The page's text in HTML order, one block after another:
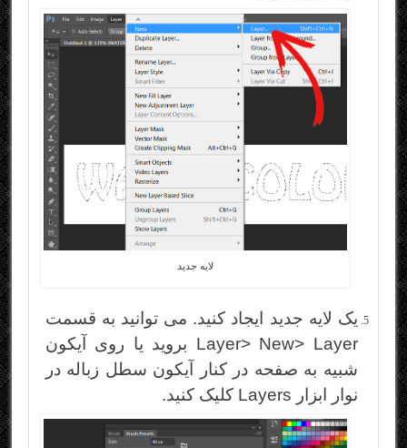
لایه جدید
یک لایه جدید ایجاد کنید. می توانید به قسمت
Layer> New> Layer بروید یا روی آیکون
شبیه به صفحه در کنار آیکون سطل زباله در
نوار ابزار Layers کلیک کنید.